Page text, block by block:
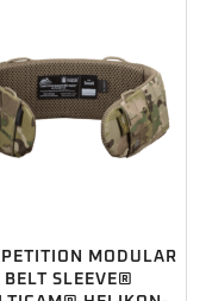
MODULAR
BELT SLEEVE®